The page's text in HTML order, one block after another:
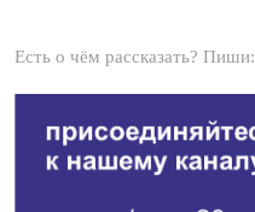
Есть о чём рассказать? Пиши: